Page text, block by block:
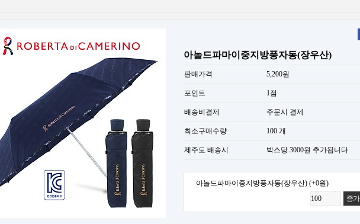
아놀드파마이중지방풍자동(장우산)
판매가격 5,200원
포인트 1점
배송비결제 주문시 결제
최소구매수량 100 개
제주도 배송시 박스당 3000원 추가됩니다.
아놀드파마이중지방풍자동(장우산) (+0원)
증가